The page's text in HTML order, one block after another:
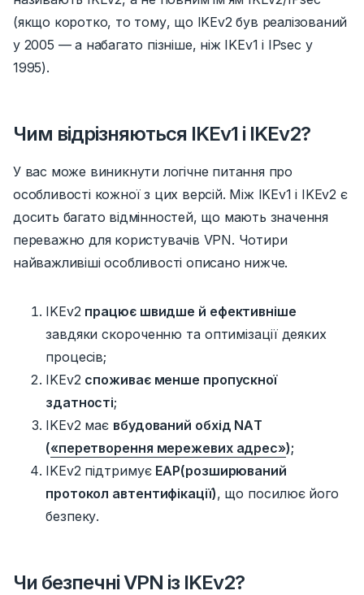
(якщо коротко, то тому, що IKEv2 був реалізований
у 2005 — a набагато пізніше, ніж IKEv1 і IPsec у
1995).
Чим відрізняються IKEv1 і IKEv2?
У вас може виникнути логічне питання про
особливості кожної з цих версій. Між IKEv1 і IKEv2 є
досить багато відмінностей, що мають значення
переважно для користувачів VPN. Чотири
найважливіші особливості описано нижче.
IKEv2 працює швидше й ефективніше
завдяки скороченню та оптимізації деяких
процесів;
IKEv2 споживає менше пропускної
здатності;
IKEv2 має вбудований обхід NAT
(«перетворення мережевих адрес»);
IKEv2 підтримує EAP(розширюваний
протокол автентифікації), що посилює його
безпеку.
Чи безпечні VPN із IKEv2?